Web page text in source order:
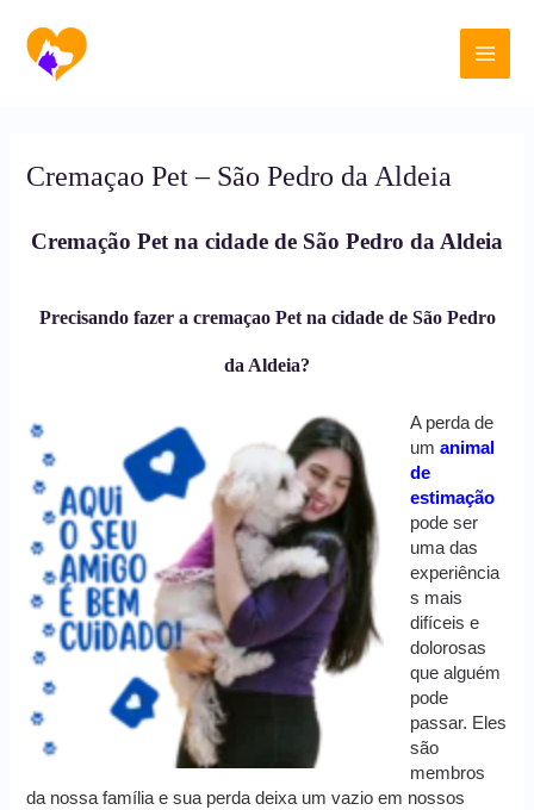
para
conteúdo
Main
Cremaçao Pet – São Pedro da Aldeia
Cremação Pet na cidade de São Pedro da Aldeia
Precisando fazer a cremaçao Pet na cidade de São Pedro
da Aldeia?
A perda de
umanimal
de
estimação
pode ser
uma das
experiência
s mais
difíceis e
dolorosas
que alguém
pode
passar. Eles
são
membros
da nossa família e sua perda deixa um vazio em nossos